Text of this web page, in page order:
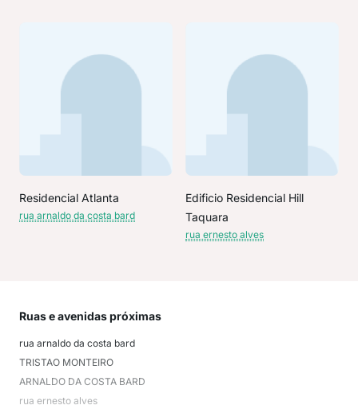
Residencial Atlanta
rua arnaldo da costa bard
Edificio Residencial Hill
Taquara
rua ernesto alves
Ruas e avenidas próximas
rua arnaldo da costa bard
TRISTAO MONTEIRO
ARNALDO DA COSTA BARD
rua ernesto alves